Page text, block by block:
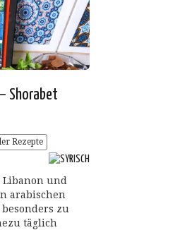
Shorabet
Rezepte
und
arabischen
zu
täglich